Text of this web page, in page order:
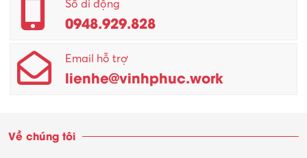
Quản lý chất lượng – QC
Quản lý sản xuất
Quản trị kinh doanh
Số di động
0948.929.828
Email hỗ trợ
lienhe@vinhphuc.work
Về chúng tôi